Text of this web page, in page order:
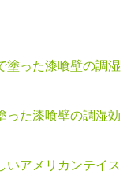
った漆喰壁の調湿効